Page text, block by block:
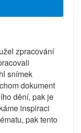
zpracování
snímek
dokument
dění, pak je
inspiraci
pak tento